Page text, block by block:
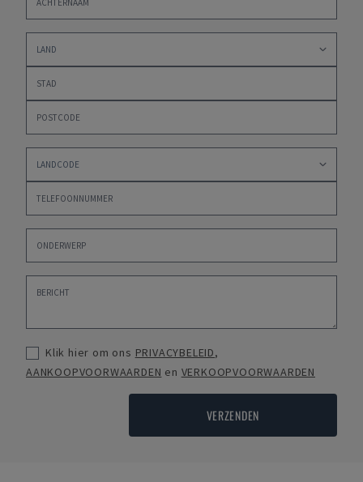
Klik hier om ons PRIVACYBELEID,
AANKOOPVOORWAARDEN en VERKOOPVOORWAARDEN
VERZENDEN